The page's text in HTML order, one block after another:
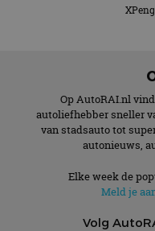
XPeng
Op AutoRAI.nl
autoliefhebber sneller
van stadsauto tot
autonieuws,
Elke week de
Meld je
Volg